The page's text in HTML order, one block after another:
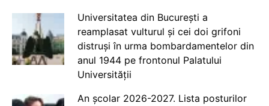
Universitatea din București a
reamplasat vulturul și cei doi grifoni
distruși în urma bombardamentelor din
anul 1944 pe frontonul Palatului
Universității
An școlar 2026-2027. Lista posturilor